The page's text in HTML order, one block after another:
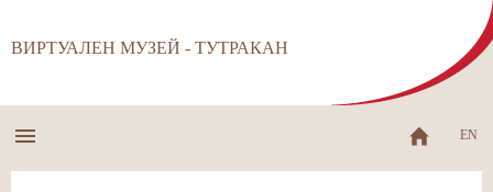
ВИРТУАЛЕН МУЗЕЙ - ТУТРАКАН
EN